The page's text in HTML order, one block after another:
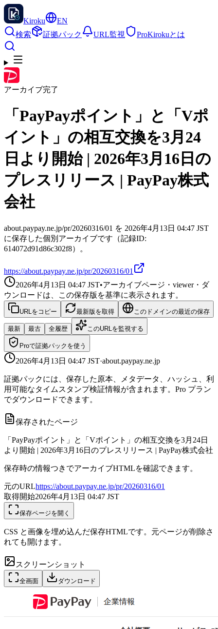
Kiroku
EN
検索
証拠パック URL監視 ProKirokuとは
アーカイブ完了
「PayPayポイント」と「Vポ
イント」の相互交換を3月24
日より開始 | 2026年3月16日の
プレスリリース | PayPay株式
会社
about.paypay.ne.jp/pr/20260316/01 を 2026年4月13日 04:47 JST
に保存した個別アーカイブです（記録ID:
614072d91d86c302f8）。
https://about.paypay.ne.jp/pr/20260316/01
2026年4月13日 04:47 JST•アーカイブページ・viewer・ダ
ウンロードは、この保存版を基準に表示されます。
URLをコピー 最新版を取得 このドメインの最近の保存
最新 最古 全履歴 このURLを監視する
Proで証拠パックを使う
2026年4月13日 04:47 JST·about.paypay.ne.jp
証拠パックには、保存した原本、メタデータ、ハッシュ、利
用可能なタイムスタンプ検証情報が含まれます。Pro プラン
でダウンロードできます。
保存されたページ
「PayPayポイント」と「Vポイント」の相互交換を3月24日
より開始 | 2026年3月16日のプレスリリース | PayPay株式会社
保存時の情報つきでアーカイブHTMLを確認できます。
元のURLhttps://about.paypay.ne.jp/pr/20260316/01
取得開始2026年4月13日 04:47 JST
保存ページを開く
CSS と画像を埋め込んだ保存HTMLです。元ページが削除さ
れても開けます。
スクリーンショット
全画面 ダウンロード